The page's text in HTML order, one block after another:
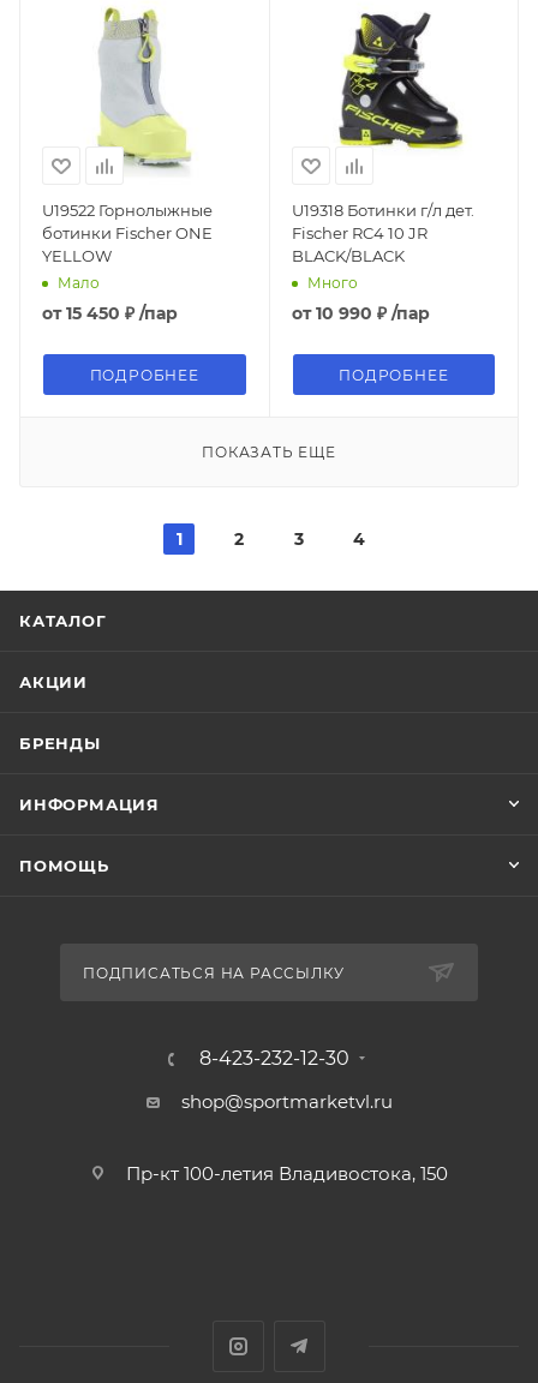
U19522 Горнолыжные
ботинки Fischer ONE
YELLOW
Мало
от15 450 ₽ /пар
ПОДРОБНЕЕ
U19318 Ботинки г/л дет.
Fischer RC4 10 JR
BLACK/BLACK
Много
от10 990 ₽ /пар
ПОДРОБНЕЕ
ПОКАЗАТЬ ЕЩЕ
1 2 3 4
КАТАЛОГ
АКЦИИ
БРЕНДЫ
ИНФОРМАЦИЯ
ПОМОЩЬ
ПОДПИСАТЬСЯ НА РАССЫЛКУ
8-423-232-12-30
shop@sportmarketvl.ru
Пр-кт 100-летия Владивостока, 150